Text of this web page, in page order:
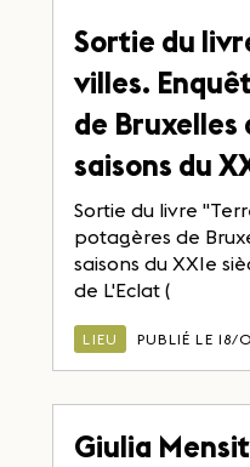
Sortie du
villes.
de Bruxelles
saisons du
Sortie du livre
potagères de
saisons du XXIe
de L'Eclat (
LIEU PUBLIÉ LE
Giulia